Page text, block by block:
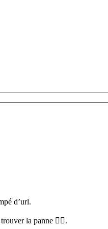
d’url.
la panne 🕵️‍♀️.